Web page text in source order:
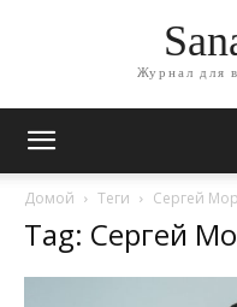
Журнал для
Домой Теги Сергей
Tag: Сергей